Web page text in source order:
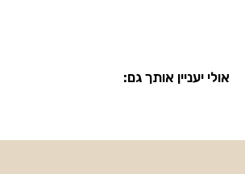
אולי יעניין אותך גם: